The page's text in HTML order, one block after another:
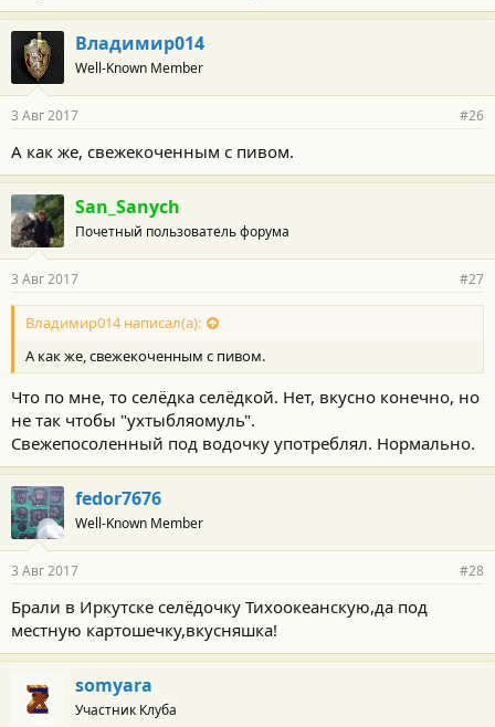
Владимир014
Well-Known Member
3 Авг 2017 #26
А как же, свежекоченным с пивом.
San_Sanych
Почетный пользователь форума
3 Авг 2017 #27
Владимир014 написал(а):
А как же, свежекоченным с пивом.
Что по мне, то селёдка селёдкой. Нет, вкусно конечно, но
не так чтобы "ухтыбляомуль".
Свежепосоленный под водочку употреблял. Нормально.
fedor7676
Well-Known Member
3 Авг 2017 #28
Брали в Иркутске селёдочку Тихоокеанскую,да под
местную картошечку,вкусняшка!
somyara
Участник Клуба